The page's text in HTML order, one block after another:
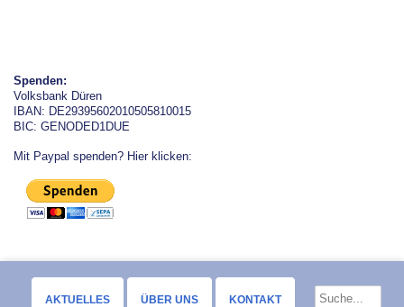
Spenden:
Volksbank Düren
IBAN: DE29395602010505810015
BIC: GENODED1DUE
Mit Paypal spenden? Hier klicken:
AKTUELLES ÜBER UNS KONTAKT